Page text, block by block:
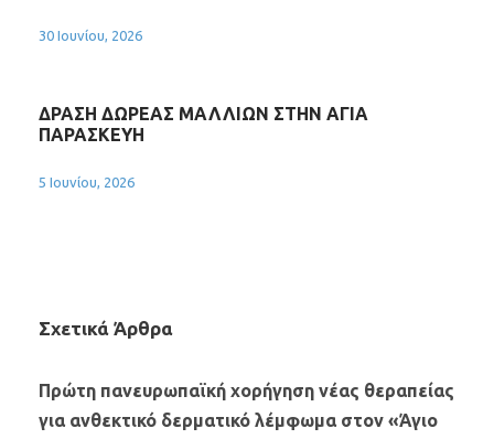
30 Ιουνίου, 2026
ΔΡΑΣΗ ΔΩΡΕΑΣ ΜΑΛΛΙΩΝ ΣΤΗΝ ΑΓΙΑ
ΠΑΡΑΣΚΕΥΗ
5 Ιουνίου, 2026
Σχετικά Άρθρα
Πρώτη πανευρωπαϊκή χορήγηση νέας θεραπείας
για ανθεκτικό δερματικό λέμφωμα στον «Άγιο